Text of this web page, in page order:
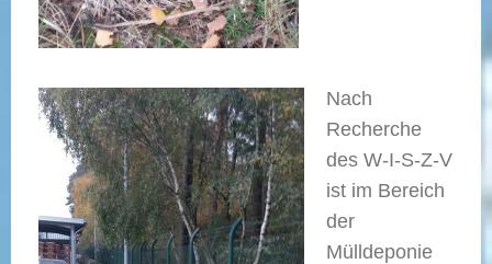
Nach
Recherche
des W-I-S-Z-V
ist im Bereich
der
Mülldeponie